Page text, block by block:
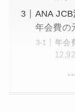
ANA
年会費の
年会